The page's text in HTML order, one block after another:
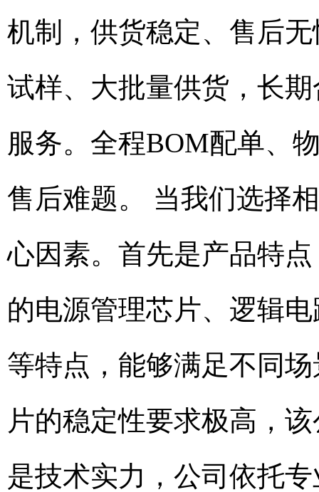
机制，供货稳定、售后
试样、大批量供货，长
服务。全程BOM配单、
售后难题。 当我们选择
心因素。首先是产品特
的电源管理芯片、逻辑
等特点，能够满足不同
片的稳定性要求极高，
是技术实力，公司依托